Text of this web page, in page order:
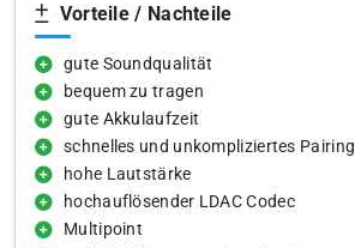
Vorteile / Nachteile
gute Soundqualität
bequem zu tragen
gute Akkulaufzeit
schnelles und unkompliziertes Pairing
hohe Lautstärke
hochauflösender LDAC Codec
Multipoint